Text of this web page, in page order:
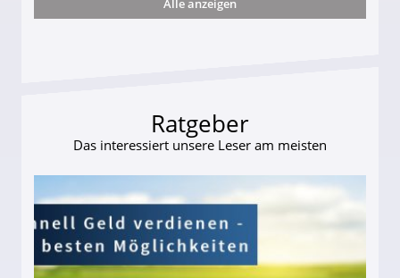
(34) in den finanziellen Ruin!
Alle anzeigen
Ratgeber
Das interessiert unsere Leser am meisten